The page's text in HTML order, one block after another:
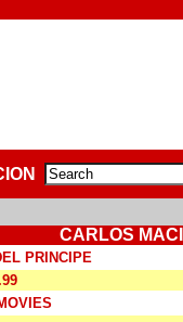
CARLOS
PRINCIPE